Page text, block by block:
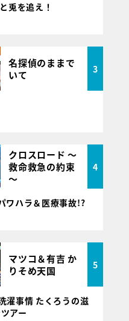
兎を追え！
名探偵のままで
いて
3
クロスロード ～
救命救急の約束
～
4
ハラ＆医療事故!?
マツコ＆有吉 か
りそめ天国
5
濯事情 たくろうの滋
アー